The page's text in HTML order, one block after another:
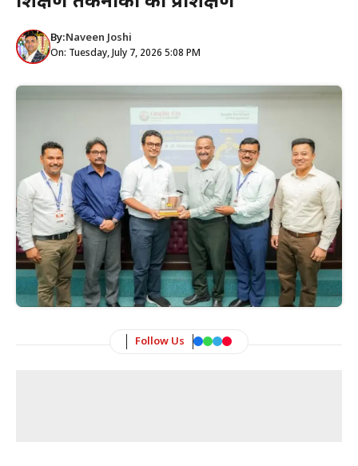
By:Naveen Joshi
On: Tuesday, July 7, 2026 5:08 PM
Follow Us